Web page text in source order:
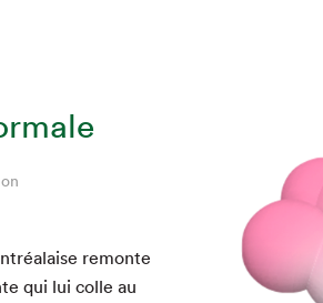
remonte
qui lui colle au